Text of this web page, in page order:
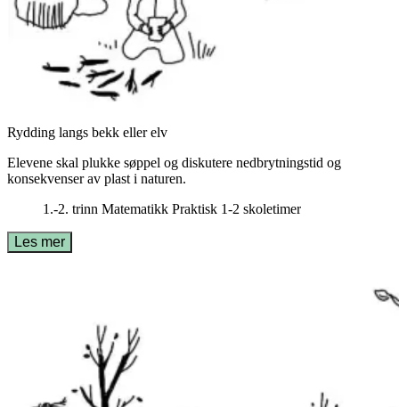
Rydding langs bekk eller elv
Elevene skal plukke søppel og diskutere nedbrytningstid og
konsekvenser av plast i naturen.
1.-2. trinn Matematikk Praktisk 1-2 skoletimer
Les mer